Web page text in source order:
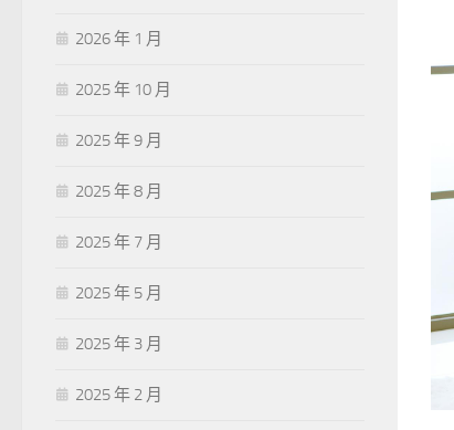
2026 年 1 月
2025 年 10 月
2025 年 9 月
2025 年 8 月
2025 年 7 月
2025 年 5 月
2025 年 3 月
2025 年 2 月